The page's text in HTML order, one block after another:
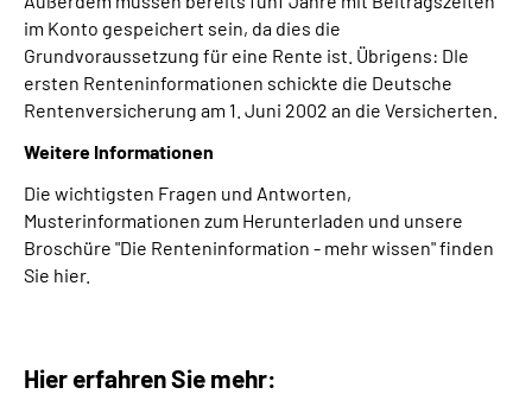
Mein Kundenportal
im Konto gespeichert sein, da dies die
Grundvoraussetzung für eine Rente ist. Übrigens: DIe
ersten Renteninformationen schickte die Deutsche
Rentenversicherung am 1. Juni 2002 an die Versicherten.
Weitere Informationen
Die wichtigsten Fragen und Antworten,
Musterinformationen zum Herunterladen und unsere
Broschüre "Die Renteninformation - mehr wissen" finden
Sie hier.
Hier erfahren Sie mehr: